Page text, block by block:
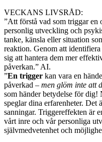
VECKANS LIVSRÅD:
”Att förstå vad som triggar
personlig utveckling och
tanke, känsla eller situation
reaktion. Genom att
sig att hantera dem mer
påverkan.” AI.
”En trigger kan vara en
påverkad – men glöm inte att
som händer betydelse för
speglar dina erfarenheter. Det
sanningar. Triggereffekten är
vårt inre och vår personliga
självmedvetenhet och